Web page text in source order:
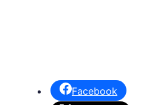
Facebook